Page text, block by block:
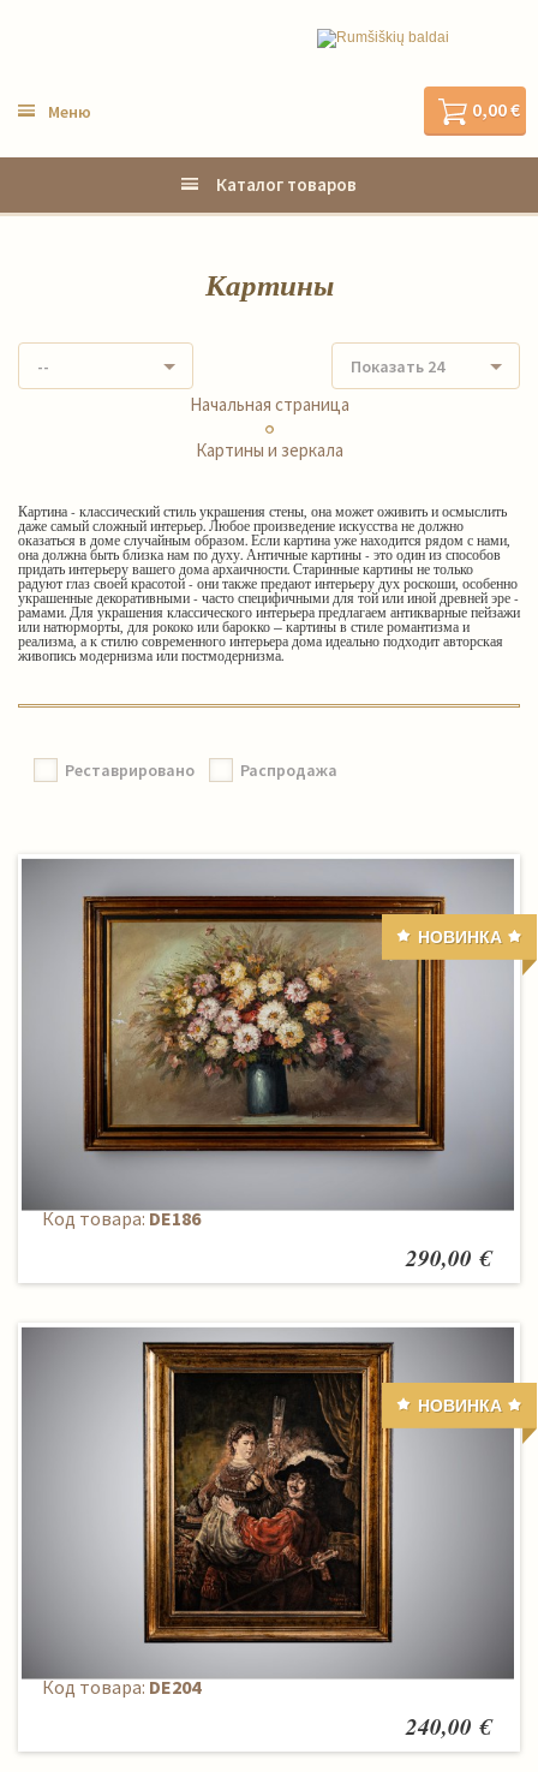
Меню 0,00 €
Каталог товаров
--
Картины
Показать 24
Начальная страница
Картины и зеркала
Картина - классический стиль украшения стены, она может оживить и осмыслить
даже самый сложный интерьер. Любое произведение искусства не должно
оказаться в доме случайным образом. Если картина уже находится рядом с нами,
она должна быть близка нам по духу. Античные картины - это один из способов
придать интерьеру вашего дома архаичности. Старинные картины не только
радуют глаз своей красотой - они также предают интерьеру дух роскоши, особенно
украшенные декоративными - часто специфичными для той или иной древней эре -
рамами. Для украшения классического интерьера предлагаем антикварные пейзажи
или натюрморты, для рококо или барокко – картины в стиле романтизма и
реализма, а к стилю современного интерьера дома идеально подходит авторская
живопись модернизма или постмодернизма.
Реставрировано Распродажа
НОВИНКА
Код товара:DE186
290,00 €
НОВИНКА
Код товара:DE204
240,00 €